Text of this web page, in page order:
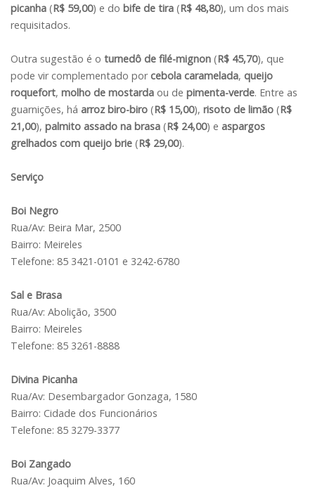
picanha (R$ 59,00) e do bife de tira (R$ 48,80), um dos mais
requisitados.
Outra sugestão é o turnedô de filé-mignon (R$ 45,70), que
pode vir complementado porcebola caramelada, queijo
roquefort, molho de mostarda ou de pimenta-verde. Entre as
guarnições, há arroz biro-biro (R$ 15,00), risoto de limão (R$
21,00), palmito assado na brasa (R$ 24,00) e aspargos
grelhados com queijo brie (R$ 29,00).
Serviço
Boi Negro
Rua/Av: Beira Mar, 2500
Bairro: Meireles
Telefone: 85 3421-0101 e 3242-6780
Sal e Brasa
Rua/Av: Abolição, 3500
Bairro: Meireles
Telefone: 85 3261-8888
Divina Picanha
Rua/Av: Desembargador Gonzaga, 1580
Bairro: Cidade dos Funcionários
Telefone: 85 3279-3377
Boi Zangado
Rua/Av: Joaquim Alves, 160